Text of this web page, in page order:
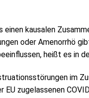
kausalen
oder Amenorrhö
heißt es in
im
EU zugelassenen